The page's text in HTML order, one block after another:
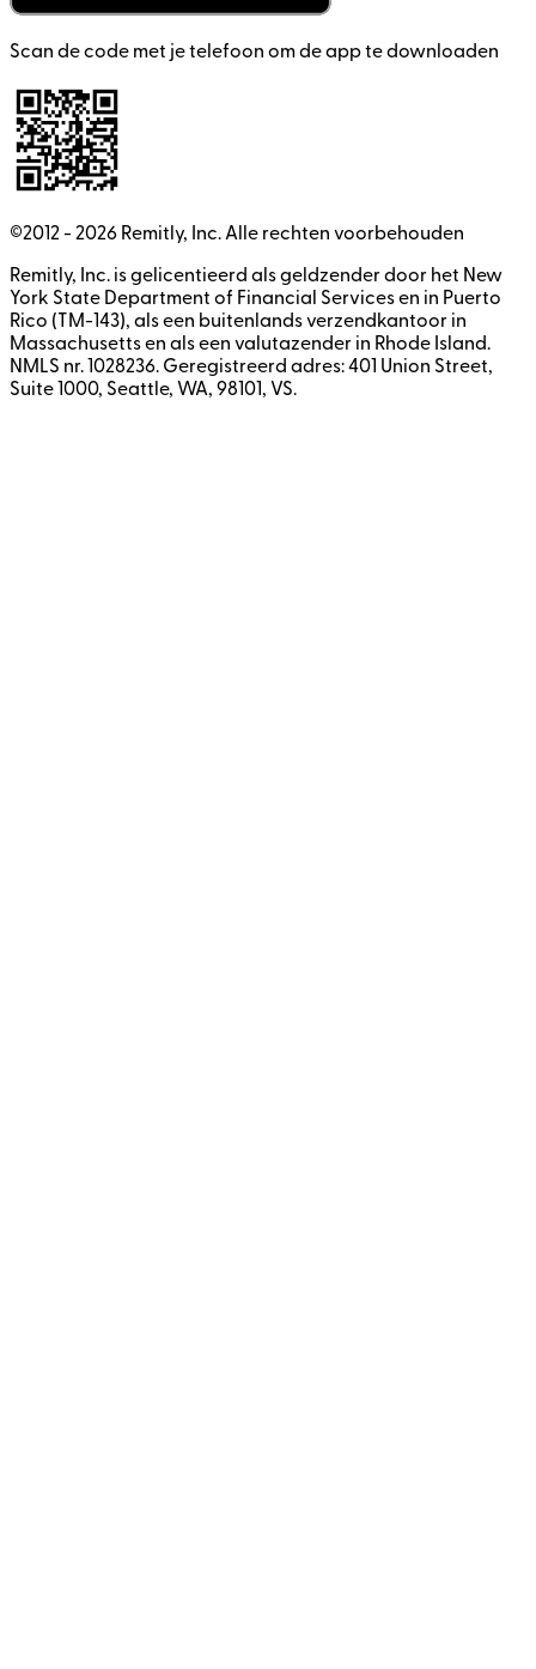
Scan de code met je telefoon om de app te downloaden
©2012 - 2026 Remitly, Inc. Alle rechten voorbehouden
Remitly, Inc. is gelicentieerd als geldzender door het New
York State Department of Financial Services en in Puerto
Rico (TM-143), als een buitenlands verzendkantoor in
Massachusetts en als een valutazender in Rhode Island.
NMLS nr. 1028236. Geregistreerd adres: 401 Union Street,
Suite 1000, Seattle, WA, 98101, VS.